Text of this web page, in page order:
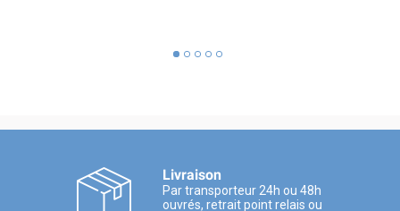
Livraison
Par transporteur 24h ou 48h
ouvrés, retrait point relais ou